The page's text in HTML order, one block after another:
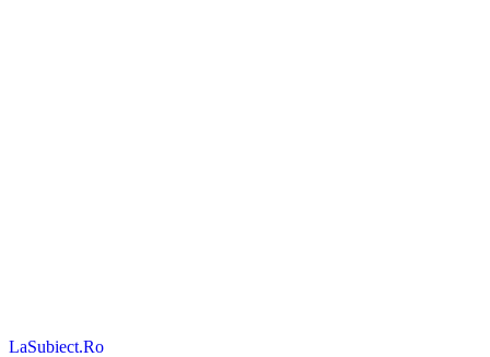
LaSubiect.Ro